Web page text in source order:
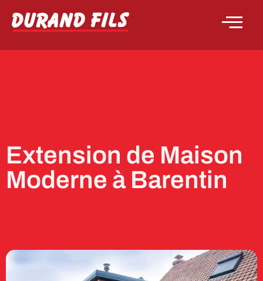
Extension de Maison
Moderne à Barentin